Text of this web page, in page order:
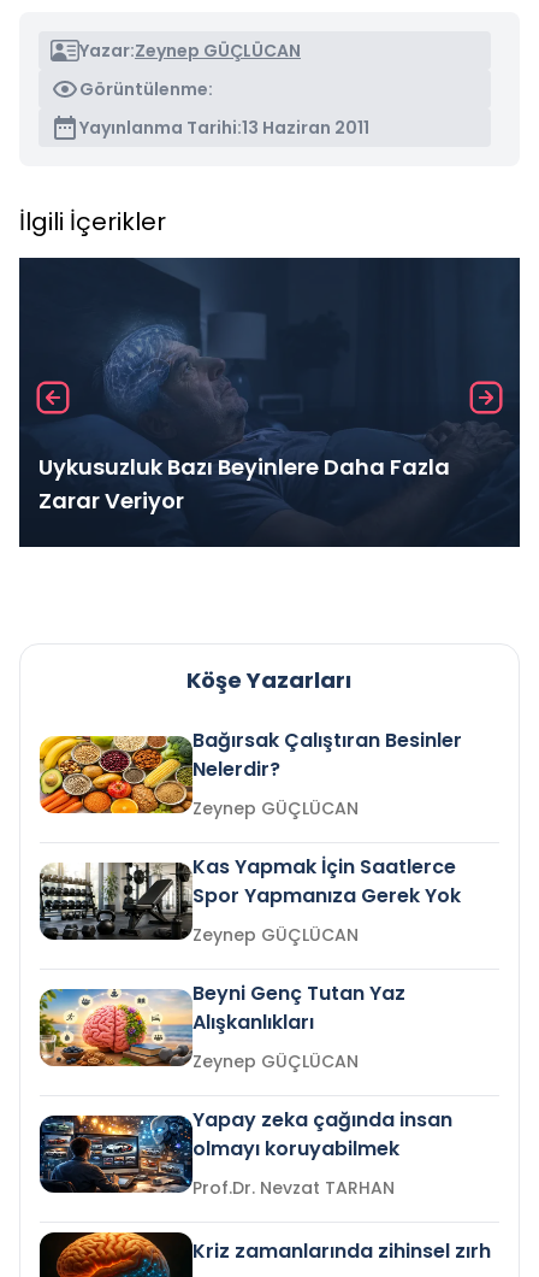
Yazar:Zeynep GÜÇLÜCAN
Görüntülenme:
Yayınlanma Tarihi:13 Haziran 2011
İlgili İçerikler
Uykusuzluk Bazı Beyinlere Daha Fazla
Zarar Veriyor
Köşe Yazarları
Bağırsak Çalıştıran Besinler
Nelerdir?
Zeynep GÜÇLÜCAN
Kas Yapmak İçin Saatlerce
Spor Yapmanıza Gerek Yok
Zeynep GÜÇLÜCAN
Beyni Genç Tutan Yaz
Alışkanlıkları
Zeynep GÜÇLÜCAN
Yapay zeka çağında insan
olmayı koruyabilmek
Prof.Dr. Nevzat TARHAN
Kriz zamanlarında zihinsel zırh